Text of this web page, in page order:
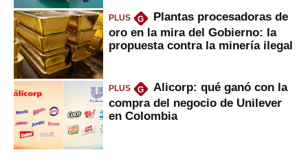
PLUS G
Plantas procesadoras de
oro en la mira del Gobierno: la
propuesta contra la minería ilegal
PLUS G
Alicorp: qué ganó con la
compra del negocio de Unilever
en Colombia